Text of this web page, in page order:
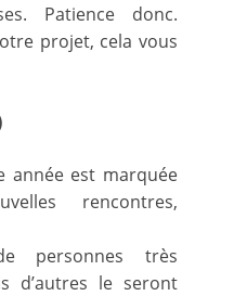
Patience donc.
projet, cela vous
année est marquée
rencontres,
personnes très
d’autres le seront